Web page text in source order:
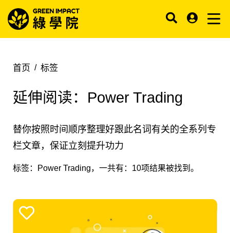
首页 标签
延伸阅读： Power Trading
替你按照时间顺序整理好跟此名词有关的全系列专
栏文章，保证立刻提升功力
标签： Power Trading，一共有： 10项结果被找到。